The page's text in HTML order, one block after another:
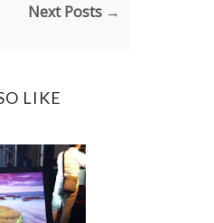
Next Posts →
LIKE